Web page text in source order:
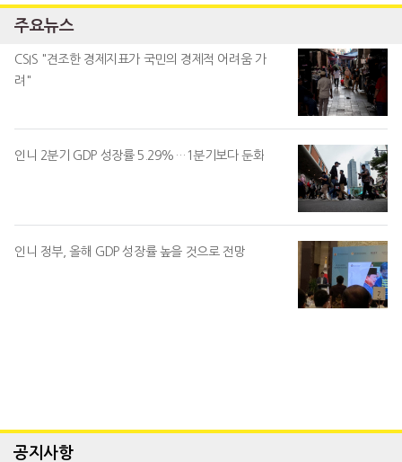
주요뉴스
CSIS "견조한 경제지표가 국민의 경제적 어려움 가
려"
인니 2분기 GDP 성장률 5.29%…1분기보다 둔화
인니 정부, 올해 GDP 성장률 높을 것으로 전망
공지사항